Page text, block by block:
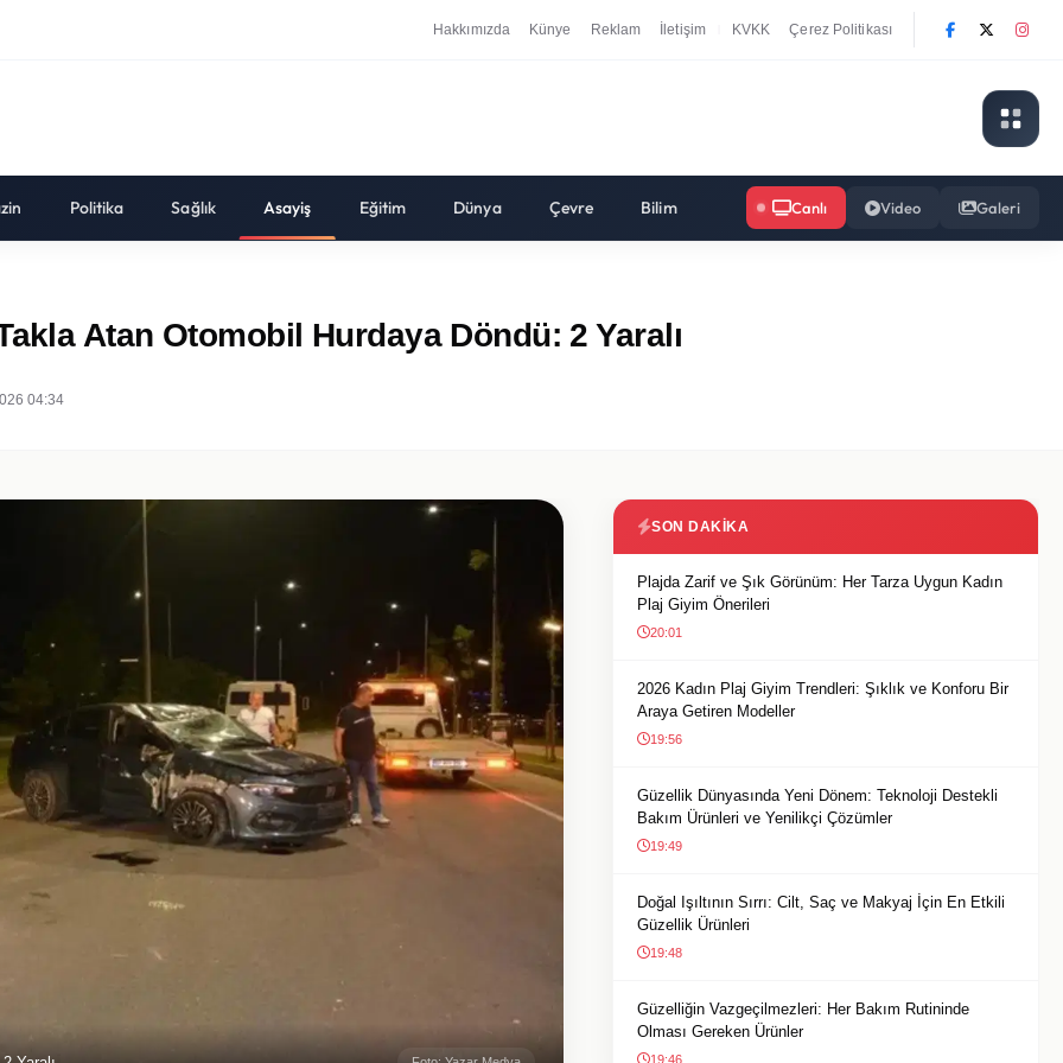
Hakkımızda Künye Reklam İletişim KVKK Çerez Politikası
Politika Sağlık Asayiş Eğitim Dünya Çevre Bilim Canlı Video Galeri
Atan Otomobil Hurdaya Döndü: 2 Yaralı
04:34
SON DAKIKA
Plajda Zarif ve Şık Görünüm: Her Tarza Uygun Kadın
Plaj Giyim Önerileri
20:01
2026 Kadın Plaj Giyim Trendleri: Şıklık ve Konforu Bir
Araya Getiren Modeller
19:56
Güzellik Dünyasında Yeni Dönem: Teknoloji Destekli
Bakım Ürünleri ve Yenilikçi Çözümler
19:49
Doğal Işıltının Sırrı: Cilt, Saç ve Makyaj İçin En Etkili
Güzellik Ürünleri
19:48
Güzelliğin Vazgeçilmezleri: Her Bakım Rutininde
Olması Gereken Ürünler
19:46